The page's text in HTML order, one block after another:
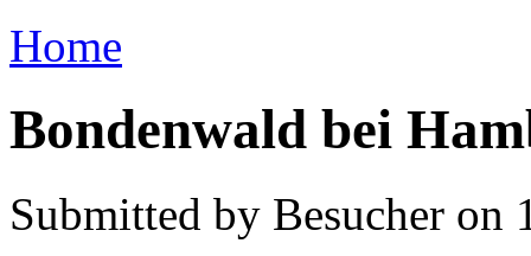
Home
Bondenwald bei
Submitted by Besucher on